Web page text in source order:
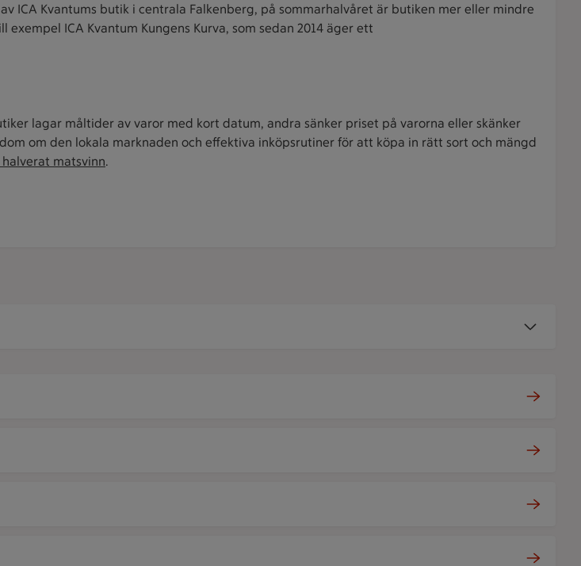
ICA Kvantums butik i centrala Falkenberg, på sommarhalvåret är butiken mer eller mindre
ICA Kvantum Kungens Kurva, som sedan 2014 äger ett
lagar måltider av varor med kort datum, andra sänker priset på varorna eller skänker
om den lokala marknaden och effektiva inköpsrutiner för att köpa in rätt sort och mängd
matsvinn.